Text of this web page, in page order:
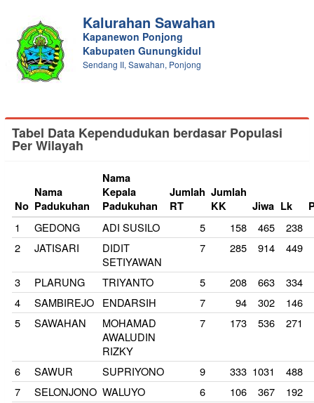
Kalurahan Sawahan
Kapanewon Ponjong
Kabupaten Gunungkidul
Sendang II, Sawahan, Ponjong
Tabel Data Kependudukan berdasar Populasi
Per Wilayah
No
Nama
Padukuhan
Nama
Kepala
Padukuhan
Jumlah
RT
Jumlah
KK
Jiwa Lk
1
GEDONG ADI SUSILO 5 158 465
238
2
JATISARI
DIDIT
SETIYAWAN
7 285 914 449
3 PLARUNG TRIYANTO 5 208 663
334
4
SAMBIREJO ENDARSIH 7 94 302
146
5
SAWAHAN
MOHAMAD
AWALUDIN
RIZKY
7 173 536 271
6 SAWUR SUPRIYONO 9 333 1031
488
7
SELONJONO WALUYO 6 106 367
192